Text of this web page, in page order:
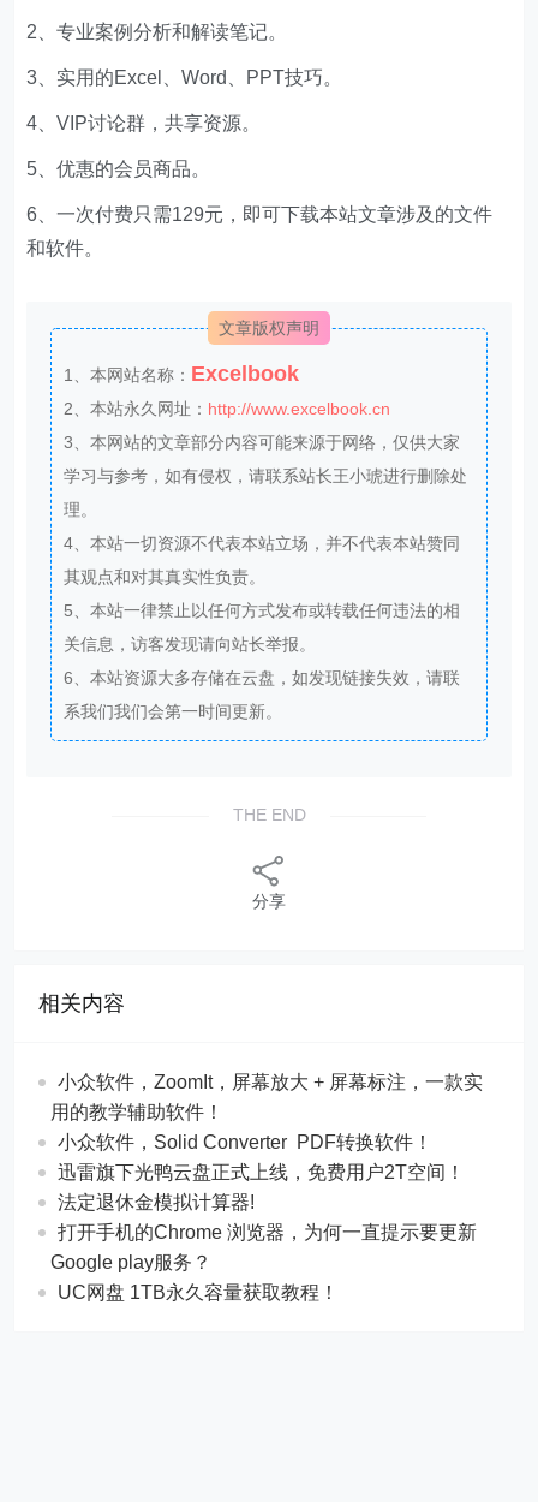
2、专业案例分析和解读笔记。
3、实用的Excel、Word、PPT技巧。
4、VIP讨论群，共享资源。
5、优惠的会员商品。
6、一次付费只需129元，即可下载本站文章涉及的文件
和软件。
文章版权声明
1、本网站名称： Excelbook
2、本站永久网址： http://www.excelbook.cn
3、本网站的文章部分内容可能来源于网络，仅供大家
学习与参考，如有侵权，请联系站长王小琥进行删除处
理。
4、本站一切资源不代表本站立场，并不代表本站赞同
其观点和对其真实性负责。
5、本站一律禁止以任何方式发布或转载任何违法的相
关信息，访客发现请向站长举报。
6、本站资源大多存储在云盘，如发现链接失效，请联
系我们我们会第一时间更新。
THE END
分享
相关内容
​​小众软件，ZoomIt，屏幕放大 + 屏幕标注，一款实
用的教学辅助软件！
​​小众软件，Solid Converter PDF转换软件！
迅雷旗下光鸭云盘正式上线，免费用户2T空间！
法定退休金模拟计算器!
打开手机的Chrome 浏览器，为何一直提示要更新
Google play服务？
UC网盘 1TB永久容量获取教程！